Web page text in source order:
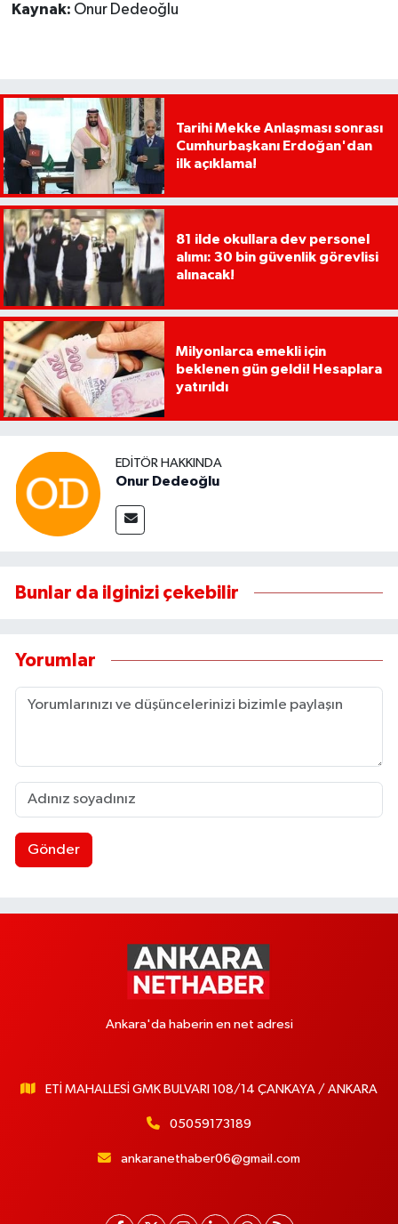
Kaynak: Onur Dedeoğlu
Tarihi Mekke Anlaşması sonrası
Cumhurbaşkanı Erdoğan'dan
ilk açıklama!
81 ilde okullara dev personel
alımı: 30 bin güvenlik görevlisi
alınacak!
Milyonlarca emekli için
beklenen gün geldi! Hesaplara
yatırıldı
EDITÖR HAKKINDA
Onur Dedeoğlu
Bunlar da ilginizi çekebilir
Yorumlar
Gönder
Ankara'da haberin en net adresi
ETİ MAHALLESİ GMK BULVARI 108/14 ÇANKAYA / ANKARA
05059173189
ankaranethaber06@gmail.com